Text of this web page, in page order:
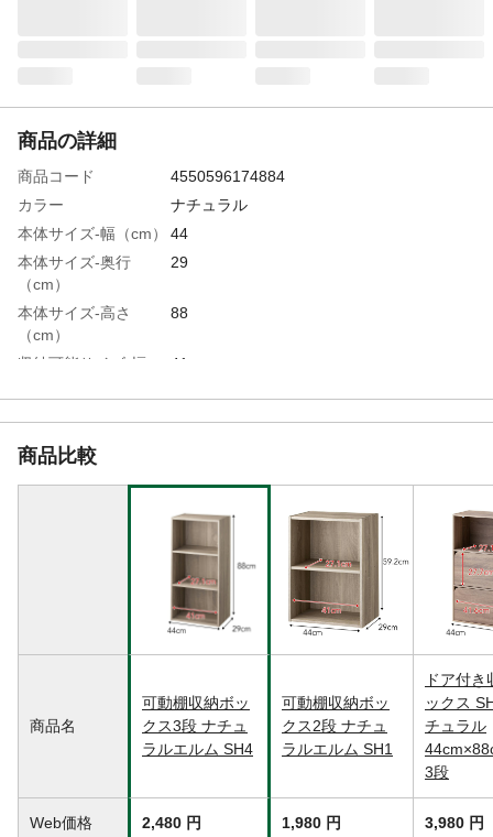
商品の詳細
商品コード
4550596174884
カラー
ナチュラル
本体サイズ-幅（cm）
44
本体サイズ-奥行
（cm）
29
本体サイズ-高さ
（cm）
88
収納可能サイズ-幅
41
特徴
すればヨコ置きもOK。
20
●ネジ、棚受けピン/金属(鋼) ●背板止
●本体/プリント紙化粧パーティクルボー
ド ●背板/プリント紙化粧繊維板
プラスドライバー
使用上の注意
●本来の用途以外には使用しないでくださ
い。●棚板に物を置く際は、1点に集中的に
荷重がかからないようにバランスよく物を
置いてください。踏み台としてのご使用は
絶対におやめください。
商品比較
商品名
可動棚収納ボッ
クス3段 ナチュ
ラルエルム SH4
可動棚収納ボッ
クス2段 ナチュ
ラルエルム SH1
ドア付き
ックス
チュラル
3段
Web価格 2,480 円 1,980 円 3,980 円